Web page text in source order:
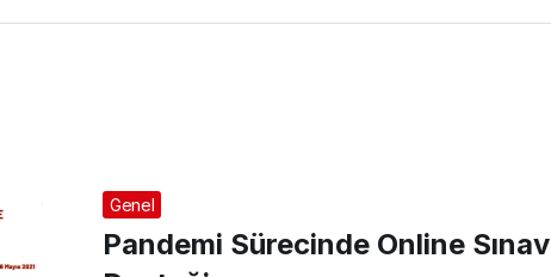
Genel
Pandemi Sürecinde Online Sınav